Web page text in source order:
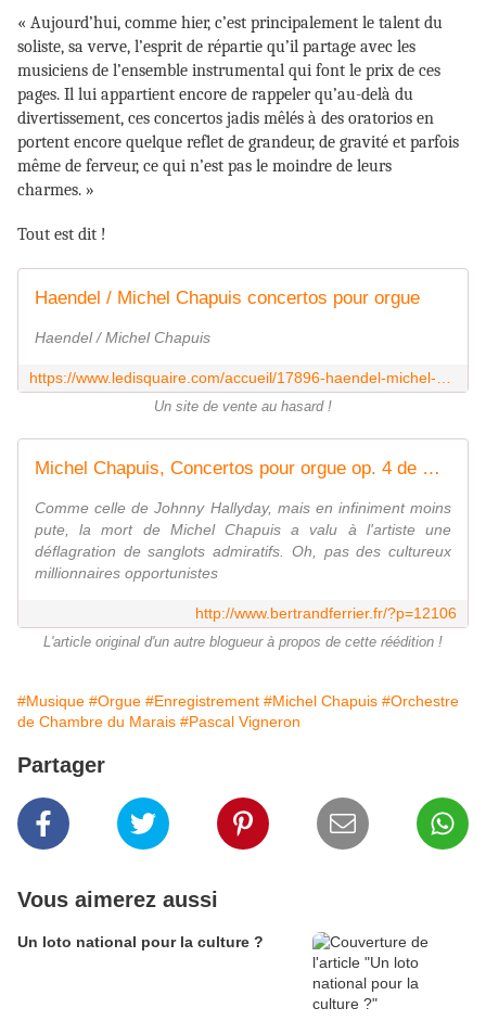
« Aujourd’hui, comme hier, c’est principalement le talent du
soliste, sa verve, l’esprit de répartie qu’il partage avec les
musiciens de l’ensemble instrumental qui font le prix de ces
pages. Il lui appartient encore de rappeler qu’au-delà du
divertissement, ces concertos jadis mêlés à des oratorios en
portent encore quelque reflet de grandeur, de gravité et parfois
même de ferveur, ce qui n’est pas le moindre de leurs
charmes. »
Tout est dit !
Haendel / Michel Chapuis concertos pour orgue
Haendel / Michel Chapuis
Un site de vente au hasard !
Michel Chapuis, Concertos pour orgue op. 4 de Haendel, Quantum
Comme celle de Johnny Hallyday, mais en infiniment moins
pute, la mort de Michel Chapuis a valu à l'artiste une
déflagration de sanglots admiratifs. Oh, pas des cultureux
millionnaires opportunistes
http://www.bertrandferrier.fr/?p=12106
L'article original d'un autre blogueur à propos de cette réédition !
#Musique #Orgue #Enregistrement #Michel Chapuis #Orchestre
de Chambre du Marais #Pascal Vigneron
Partager
Vous aimerez aussi
Un loto national pour la culture ?